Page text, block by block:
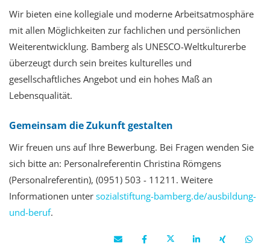
Wir bieten eine kollegiale und moderne Arbeitsatmosphäre
mit allen Möglichkeiten zur fachlichen und persönlichen
Weiterentwicklung. Bamberg als UNESCO-Weltkulturerbe
überzeugt durch sein breites kulturelles und
gesellschaftliches Angebot und ein hohes Maß an
Lebensqualität.
Gemeinsam die Zukunft gestalten
Wir freuen uns auf Ihre Bewerbung. Bei Fragen wenden Sie
sich bitte an: Personalreferentin Christina Römgens
(Personalreferentin), (0951) 503 - 11211. Weitere
Informationen unter sozialstiftung-bamberg.de/ausbildung-
und-beruf.